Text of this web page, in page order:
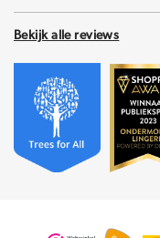
Bekijk alle reviews